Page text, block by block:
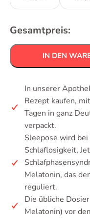
Gesamtpreis:
IN DEN
In unserer
Rezept kaufen,
Tagen in ganz
verpackt.
Sleepose wird
Schlaflosigkeit,
Melatonin, das
reguliert.
Die übliche
Melatonin) vor